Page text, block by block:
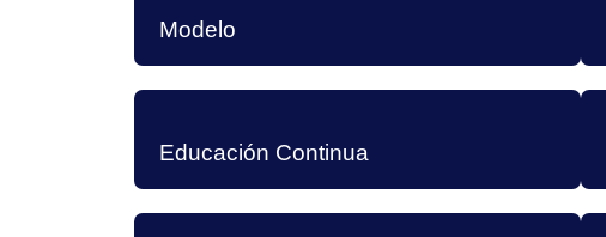
Modelo
Educación Continua